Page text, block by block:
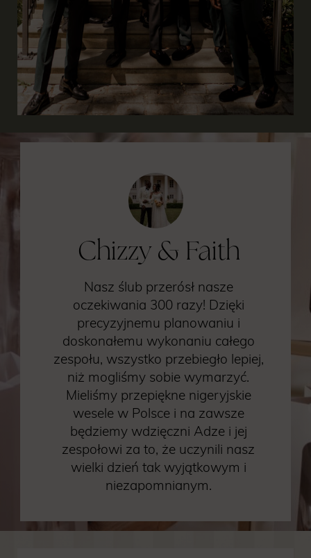
Chizzy & Faith
Nasz ślub przerósł nasze
oczekiwania 300 razy! Dzięki
precyzyjnemu planowaniu i
doskonałemu wykonaniu całego
zespołu, wszystko przebiegło lepiej,
niż mogliśmy sobie wymarzyć.
Mieliśmy przepiękne nigeryjskie
wesele w Polsce i na zawsze
będziemy wdzięczni Adze i jej
zespołowi za to, że uczynili nasz
wielki dzień tak wyjątkowym i
niezapomnianym.